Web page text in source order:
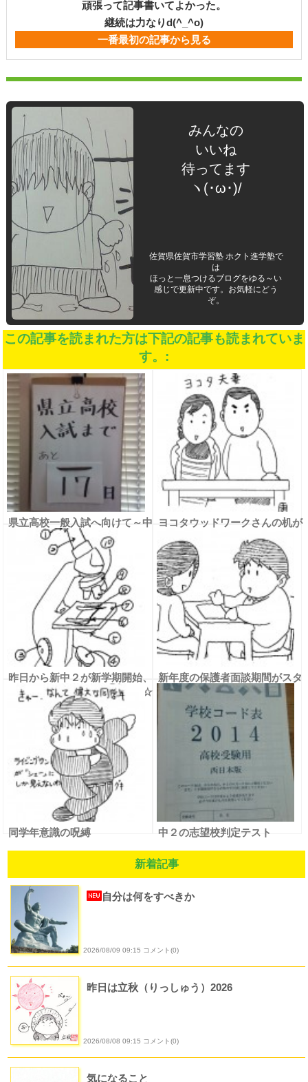
頑張って記事書いてよかった。
継続は力なりd(^_^o)
一番最初の記事から見る
みんなの
いいね
待ってます
ヽ(･ω･)/
佐賀県佐賀市学習塾 ホクト進学塾で
は
ほっと一息つけるブログをゆる～い
感じで更新中です。お気軽にどう
ぞ。
この記事を読まれた方は下記の記事も読まれていま
す。:
県立高校一般入試へ向けて～中
３ 気合いを入れ直そう～
ヨコタウッドワークさんの机が
昨日から新中２が新学期開始、
そして中１は初めての夜授業☆
新年度の保護者面談期間がスタ
ート
同学年意識の呪縛 中２の志望校判定テスト
新着記事
自分は何をすべきか
2026/08/09 09:15 コメント(0)
昨日は立秋（りっしゅう）2026
2026/08/08 09:15 コメント(0)
気になること